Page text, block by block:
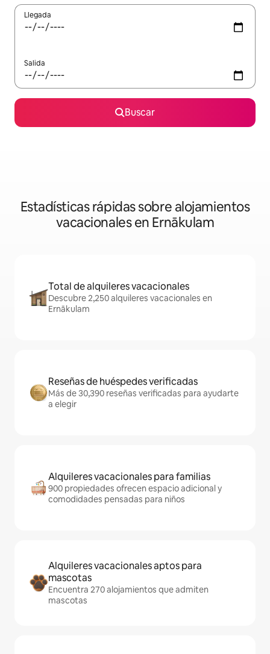
Llegada
Salida
Buscar
Estadísticas rápidas sobre alojamientos
vacacionales en Ernākulam
Total de alquileres vacacionales
Descubre 2,250 alquileres vacacionales en
Ernākulam
Reseñas de huéspedes verificadas
Más de 30,390 reseñas verificadas para ayudarte
a elegir
Alquileres vacacionales para familias
900 propiedades ofrecen espacio adicional y
comodidades pensadas para niños
Alquileres vacacionales aptos para
mascotas
Encuentra 270 alojamientos que admiten
mascotas